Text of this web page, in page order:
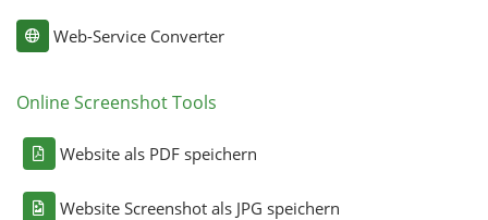
Web-Service Converter
Online Screenshot Tools
Website als PDF speichern
Website Screenshot als JPG speichern